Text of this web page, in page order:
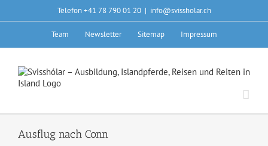
Telefon +41 78 790 01 20 | info@svissholar.ch
Team Newsletter Sitemap Impressum
Ausflug nach Conn